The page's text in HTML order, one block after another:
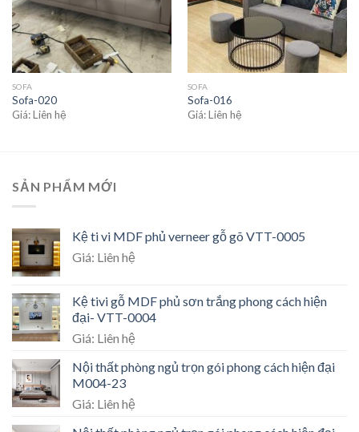
SOFA
Sofa-020
Giá: Liên hệ
SOFA
Sofa-016
Giá: Liên hệ
SẢN PHẨM MỚI
Kệ ti vi MDF phủ verneer gỗ gõ VTT-0005
Giá: Liên hệ
Kệ tivi gỗ MDF phủ sơn trắng phong cách hiện
đại- VTT-0004
Giá: Liên hệ
Nội thất phòng ngủ trọn gói phong cách hiện đại
M004-23
Giá: Liên hệ